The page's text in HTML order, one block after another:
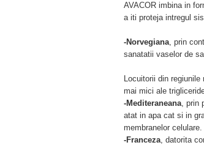
AVACOR imbina in
a iti proteja intregul
-Norvegiana, prin
sanatatii vaselor de
Locuitorii din
mai mici ale
-Mediteraneana, prin
atat in apa cat si in
membranelor celulare.
-Franceza, datorita